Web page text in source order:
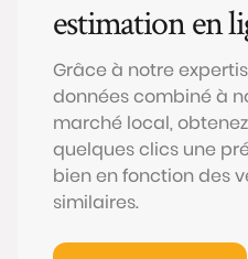
estimation en
Grâce à notre
données combiné à
marché local,
quelques clics une
bien en fonction des
similaires.